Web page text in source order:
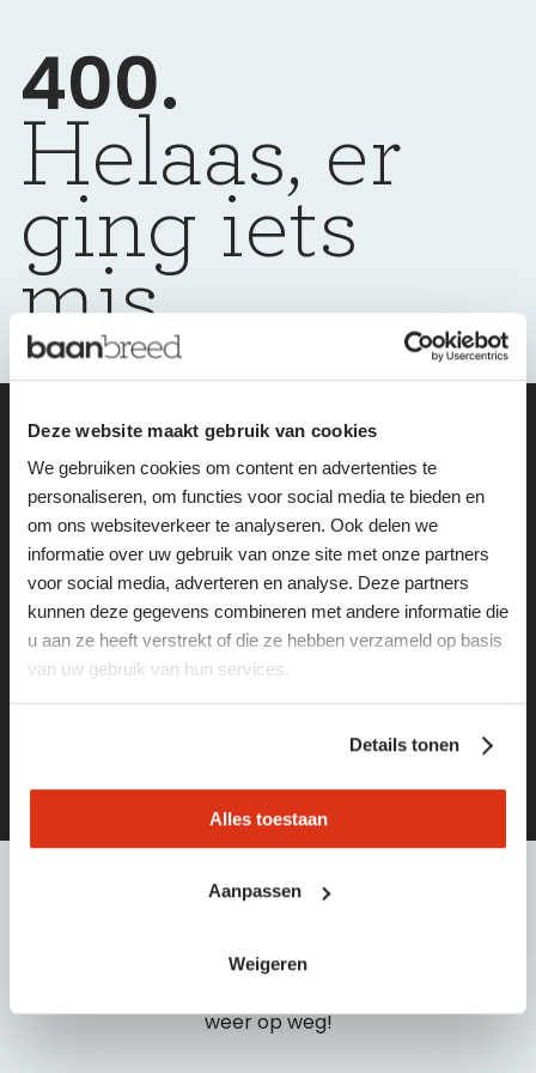
Deze website maakt gebruik van cookies
We gebruiken cookies om content en advertenties te
personaliseren, om functies voor social media te bieden en
om ons websiteverkeer te analyseren. Ook delen we
informatie over uw gebruik van onze site met onze partners
voor social media, adverteren en analyse. Deze partners
kunnen deze gegevens combineren met andere informatie die
u aan ze heeft verstrekt of die ze hebben verzameld op basis
van uw gebruik van hun services.
Details tonen
Alles toestaan
Aanpassen
Weigeren
400.
Helaas, er
ging iets
mis
wij helpen je
graag weer op
weg
Vind de leukste vacatures of het juiste personeel via
deze pagina’s:
vacatures
hulpnodig?
Bel of e-mail dan met één van onze medewerkers:
weer op weg!